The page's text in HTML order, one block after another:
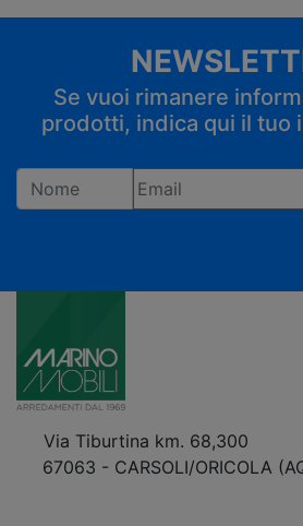
Se vuoi rimanere
prodotti, indica qui il tuo
Via Tiburtina km. 68,300
67063 - CARSOLI/ORICOLA